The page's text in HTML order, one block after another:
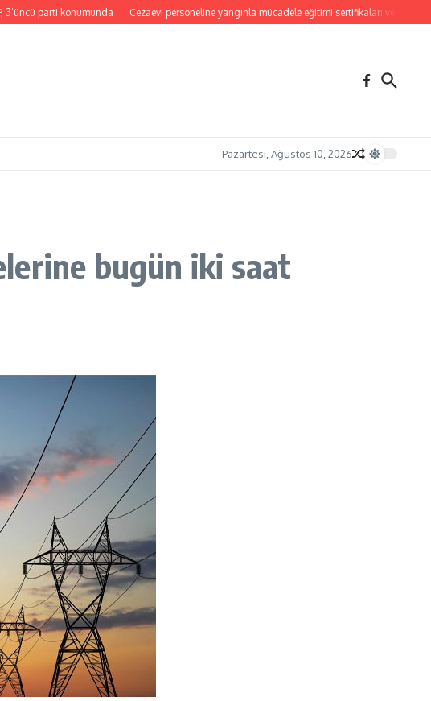
parti konumunda Cezaevi personeline yangınla mücadele eğitimi sertifikaları verildi
Pazartesi, Ağustos 10, 2026
bugün iki saat